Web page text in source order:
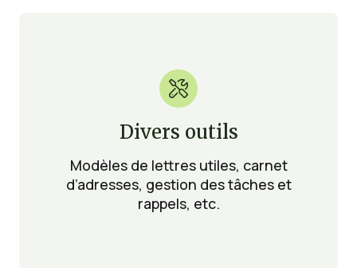

Divers outils
Modèles de lettres utiles, carnet
d’adresses, gestion des tâches et
rappels, etc.